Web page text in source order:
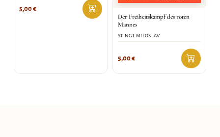
5,00€
Der Freiheitskampf des roten
Mannes
STINGL MILOSLAV
5,00€